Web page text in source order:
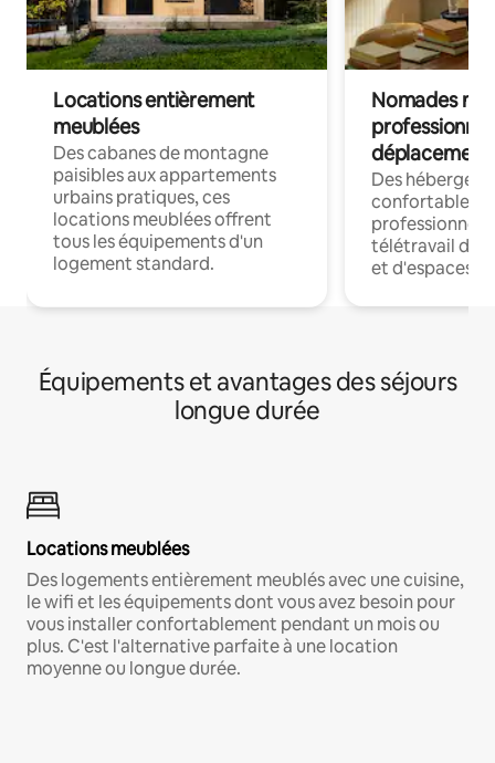
Locations entièrement
meublées
Des cabanes de montagne
paisibles aux appartements
urbains pratiques, ces
locations meublées offrent
tous les équipements d'un
logement standard.
Nomades
déplacement
Des
confortables
professionnels
télétravail
et d'espaces
Équipements et avantages des séjours
longue durée
Locations meublées
Des logements entièrement meublés avec une cuisine,
le wifi et les équipements dont vous avez besoin pour
vous installer confortablement pendant un mois ou
plus. C'est l'alternative parfaite à une location
moyenne ou longue durée.